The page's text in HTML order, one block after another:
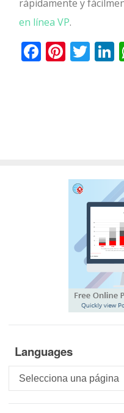
rápidamente y
en línea VP.
Languages
Languages